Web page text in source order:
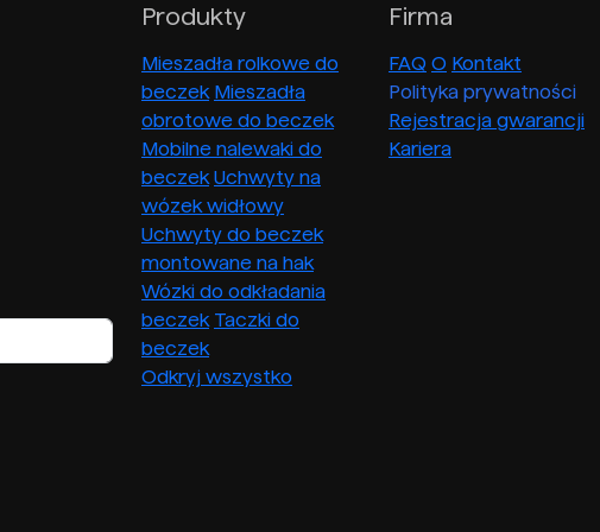
Produkty
Mieszadła rolkowe do
beczek Mieszadła
obrotowe do beczek
Mobilne nalewaki do
beczek Uchwyty na
wózek widłowy
Uchwyty do beczek
montowane na hak
Wózki do odkładania
beczek Taczki do
beczek
Odkryj wszystko
Firma
FAQ O Kontakt
Polityka prywatności
Rejestracja gwarancji
Kariera